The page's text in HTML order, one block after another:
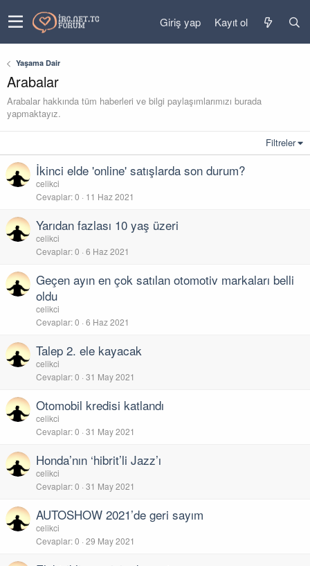
Giriş yap Kayıt ol
Yaşama Dair
Arabalar
Arabalar hakkında tüm haberleri ve bilgi paylaşımlarımızı burada
yapmaktayız.
Filtreler
İkinci elde 'online' satışlarda son durum?
celikci
Cevaplar 0 11 Haz 2021
Yarıdan fazlası 10 yaş üzeri
celikci
Cevaplar 0 6 Haz 2021
Geçen ayın en çok satılan otomotiv markaları belli
oldu
celikci
Cevaplar 0 6 Haz 2021
Talep 2. ele kayacak
celikci
Cevaplar 0 31 May 2021
Otomobil kredisi katlandı
celikci
Cevaplar 0 31 May 2021
Honda’nın ‘hibrit’li Jazz’ı
celikci
Cevaplar 0 31 May 2021
AUTOSHOW 2021’de geri sayım
celikci
Cevaplar 0 29 May 2021